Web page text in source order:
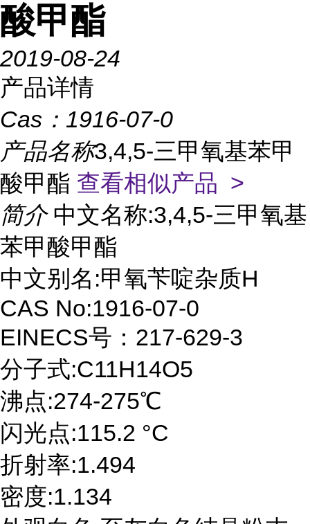
酸甲酯
2019-08-24
产品详情
Cas： 1916-07-0
产品名称3,4,5-三甲氧基苯甲
酸甲酯 查看相似产品 >
简介 中文名称:3,4,5-三甲氧基
苯甲酸甲酯
中文别名:甲氧苄啶杂质H
CAS No:1916-07-0
EINECS号：217-629-3
分子式:C11H14O5
沸点:274-275℃
闪光点:115.2 °C
折射率:1.494
密度:1.134